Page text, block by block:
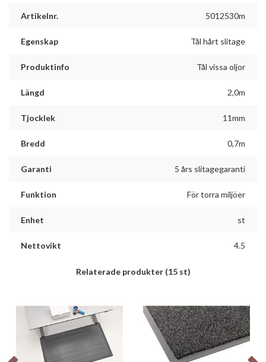
Artikelnr. 5012530m
Egenskap Tål hårt slitage
Produktinfo Tål vissa oljor
Längd 2,0m
Tjocklek 11mm
Bredd 0,7m
Garanti 5 års slitagegaranti
Funktion För torra miljöer
Enhet st
Nettovikt 4.5
Relaterade produkter (15 st)